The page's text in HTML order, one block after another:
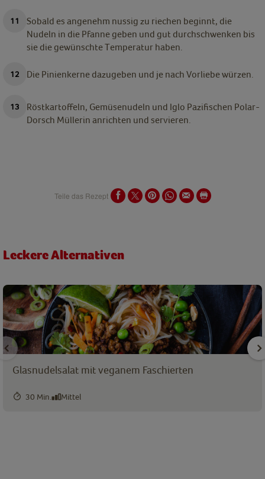
Sobald es angenehm nussig zu riechen beginnt, die
Nudeln in die Pfanne geben und gut durchschwenken bis
sie die gewünschte Temperatur haben.
Die Pinienkerne dazugeben und je nach Vorliebe würzen.
Röstkartoffeln, Gemüsenudeln und Iglo Pazifischen Polar-
Dorsch Müllerin anrichten und servieren.
Teile das Rezept
Leckere Alternativen
Glasnudelsalat mit veganem Faschierten
30 Min. Mittel